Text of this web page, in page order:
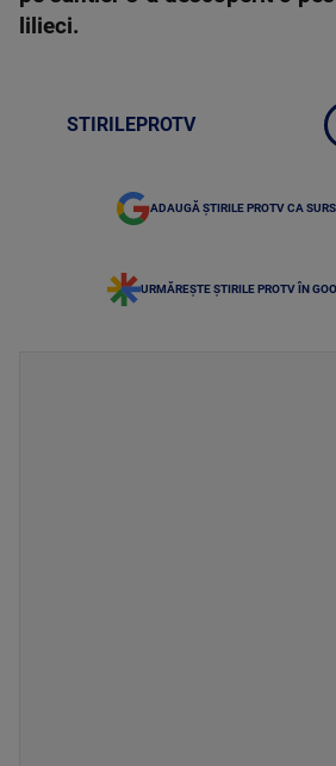
lilieci.
STIRILEPROTV
ADAUGĂ ȘTIRILE PROTV CA
URMĂREȘTE ȘTIRILE PROTV ÎN